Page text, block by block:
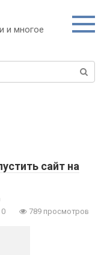
и многое
сайт на
0
789 просмотров